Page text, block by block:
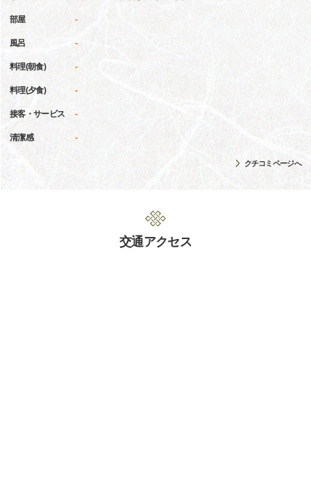
部屋 -
風呂 -
料理(朝食) -
料理(夕食) -
接客・サービス -
清潔感 -
クチコミページへ
交通アクセス